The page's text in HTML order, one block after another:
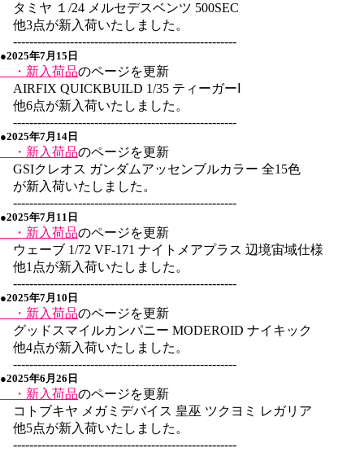
タミヤ １/24 メルセデスベンツ 500SEC
他3点が新入荷いたしました。
-------------------------------------------------------
●2025年7月15日
・新入荷品のページを更新
AIRFIX QUICKBUILD 1/35 ティーガーⅠ
他6点が新入荷いたしました。
-------------------------------------------------------
●2025年7月14日
・新入荷品のページを更新
GSIクレオス ガンダムアッセンブルカラー 全15色
が新入荷いたしました。
-------------------------------------------------------
●2025年7月11日
・新入荷品のページを更新
ウェーブ 1/72 VF-171 ナイトメアプラス 辺境宙域仕様
他1点が新入荷いたしました。
-------------------------------------------------------
●2025年7月10日
・新入荷品のページを更新
グッドスマイルカンパニー MODEROID ナイキック
他4点が新入荷いたしました。
-------------------------------------------------------
●2025年6月26日
・新入荷品のページを更新
コトブキヤ メガミデバイス 皇巫 ツクヨミ レガリア
他5点が新入荷いたしました。
-------------------------------------------------------